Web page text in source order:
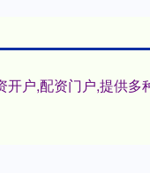
户,配资门户,提供